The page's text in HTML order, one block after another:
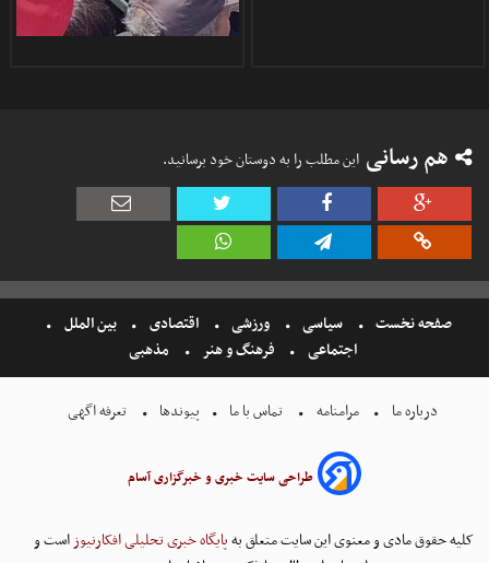
هم رسانی این مطلب را به دوستان خود برسانید.
صفحه نخست سیاسی ورزشی اقتصادی
بین الملل
اجتماعی
فرهنگ و هنر مذهبی
درباره ما مرامنامه تماس با ما پیوندها تعرفه اگهی
طراحی سایت خبری و خبرگزاری آسام
کلیه حقوق مادی و معنوی این سایت متعلق بهپایگاه خبری تحلیلی افکارنیوزاست و